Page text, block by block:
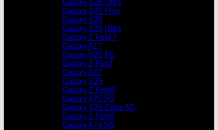
Galaxy S26 Ultra
Galaxy S26 Plus
Galaxy S26
Galaxy S25 Ultra
Galaxy Z Fold 7
Galaxy A17
Galaxy S25 FE
Galaxy Z Flip7
Galaxy A07
Galaxy S25
Galaxy Z Fold6
Galaxy A75 5G
Galaxy S25 Edge 5G
Galaxy Z Fold5
Galaxy A74 5G